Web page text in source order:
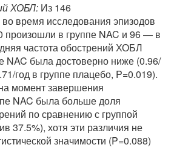
ХОБЛ: Из 146
время исследования эпизодов
в группе NAC и 96 — в
частота обострений ХОБЛ
NAC была достоверно ниже (0.96/
год в группе плацебо, P=0.019).
момент завершения
NAC была больше доля
по сравнению с группой
37.5%), хотя эти различия не
значимости (P=0.088)